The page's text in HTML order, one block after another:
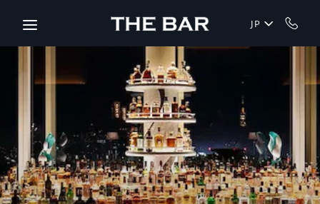
Skip to main content
JP